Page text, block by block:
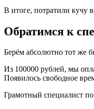
В итоге, потратили кучу
Обратимся к
Берём абсолютно тот же
Из 100000 рублей, мы
Появилось свободное
Грамотный специалист